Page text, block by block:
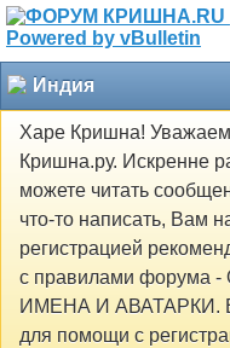
Индия
Харе Кришна!
Кришна.ру. Искренне
можете читать
что-то написать, Вам
регистрацией
с правилами
ИМЕНА И АВАТАРКИ.
для помощи с